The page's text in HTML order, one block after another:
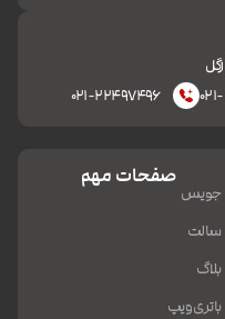
۰۲۱-۲۲۴۹۷۴۹۶
صفحات مهم
جویس
سالت
بلاگ
باتری ویپ